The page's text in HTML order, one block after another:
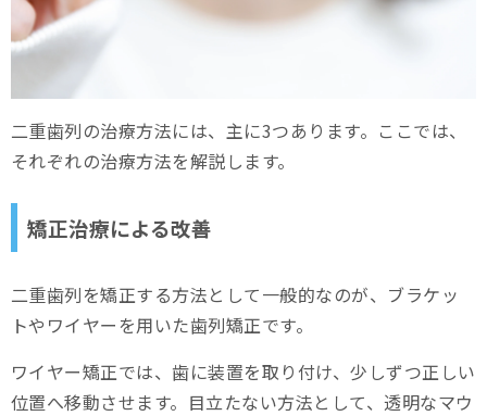
二重歯列の治療方法には、主に3つあります。ここでは、
それぞれの治療方法を解説します。
矯正治療による改善
二重歯列を矯正する方法として一般的なのが、ブラケッ
トやワイヤーを用いた歯列矯正です。
ワイヤー矯正では、歯に装置を取り付け、少しずつ正しい
位置へ移動させます。目立たない方法として、透明なマウ